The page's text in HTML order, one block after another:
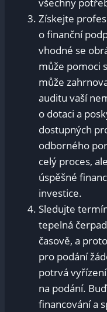
Získejte
o finanční
vhodné se
může pomoci
může
auditu vaší
o dotaci a
dostupných
odborného
celý proces,
úspěšné
investice.
Sledujte
tepelná
časově, a
pro podání
potrvá
na podání.
financování a